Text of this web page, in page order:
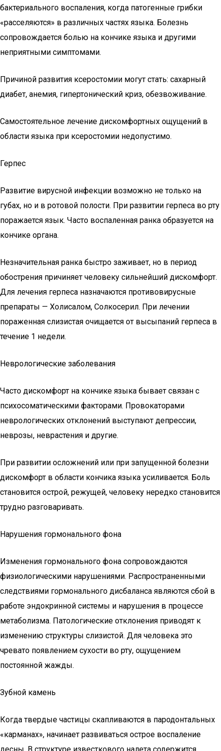
бактериального воспаления, когда патогенные грибки
«расселяются» в различных частях языка. Болезнь
сопровождается болью на кончике языка и другими
неприятными симптомами.
Причиной развития ксеростомии могут стать: сахарный
диабет, анемия, гипертонический криз, обезвоживание.
Самостоятельное лечение дискомфортных ощущений в
области языка при ксеростомии недопустимо.
Герпес
Развитие вирусной инфекции возможно не только на
губах, но и в ротовой полости. При развитии герпеса во рту
поражается язык. Часто воспаленная ранка образуется на
кончике органа.
Незначительная ранка быстро заживает, но в период
обострения причиняет человеку сильнейший дискомфорт.
Для лечения герпеса назначаются противовирусные
препараты — Холисалом, Солкосерил. При лечении
пораженная слизистая очищается от высыпаний герпеса в
течение 1 недели.
Неврологические заболевания
Часто дискомфорт на кончике языка бывает связан с
психосоматическими факторами. Провокаторами
неврологических отклонений выступают депрессии,
неврозы, неврастения и другие.
При развитии осложнений или при запущенной болезни
дискомфорт в области кончика языка усиливается. Боль
становится острой, режущей, человеку нередко становится
трудно разговаривать.
Нарушения гормонального фона
Изменения гормонального фона сопровождаются
физиологическими нарушениями. Распространенными
следствиями гормонального дисбаланса являются сбой в
работе эндокринной системы и нарушения в процессе
метаболизма. Патологические отклонения приводят к
изменению структуры слизистой. Для человека это
чревато появлением сухости во рту, ощущением
постоянной жажды.
Зубной камень
Когда твердые частицы скапливаются в пародонтальных
«карманах», начинает развиваться острое воспаление